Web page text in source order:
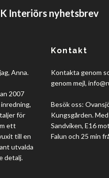
Interiörs nyhetsbrev
Anna.
2007
för
ett
till en
utvalda
detalj.
Kontakt
Kontakta genom
genom mejl,
Besök oss:
Kungsgården.
Sandviken, E16
Falun och 25 min